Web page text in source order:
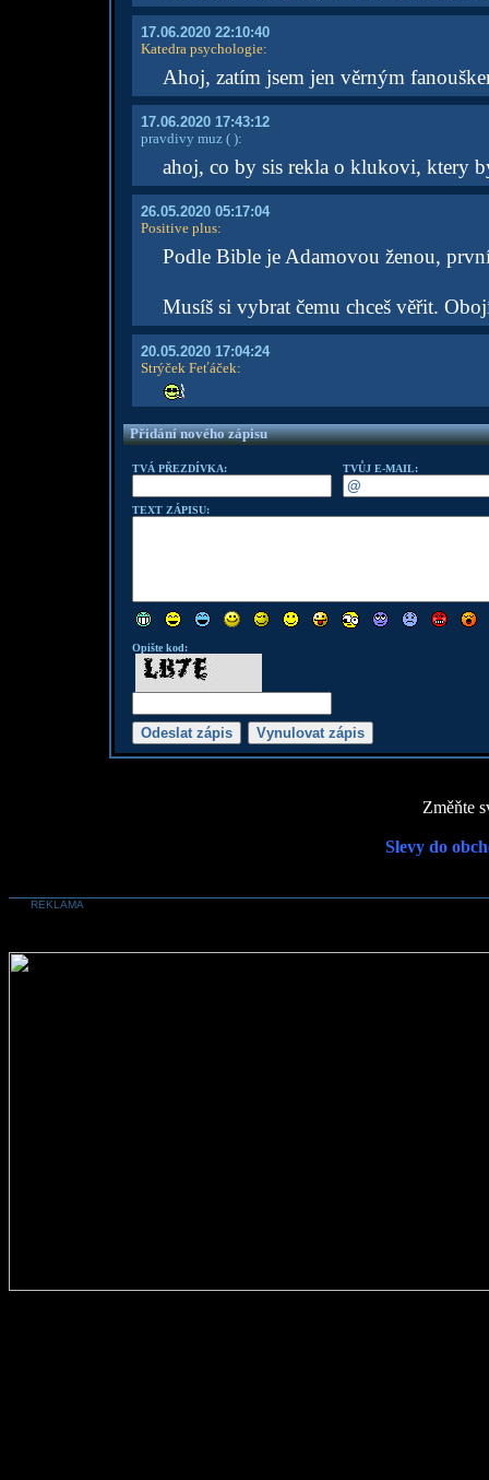
17.06.2020 22:10:40
Katedra psychologie:
Ahoj, zatím jsem jen věrným
17.06.2020 17:43:12
pravdivy muz( ):
ahoj, co by sis rekla o klukovi, ktery
26.05.2020 05:17:04
Positive plus:
Podle Bible je Adamovou ženou,
Musíš si vybrat čemu chceš věřit.
20.05.2020 17:04:24
Strýček Feťáček:
Přidání nového zápisu
TVÁ PŘEZDÍVKA: TVŮJ E-MAIL:
TEXT ZÁPISU:
Opište kod:
Změňte
Slevy do
REKLAMA